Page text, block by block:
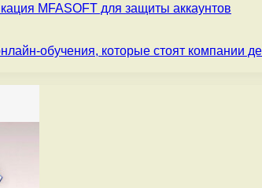
MFASOFT для защиты аккаунтов
обучения, которые стоят компании